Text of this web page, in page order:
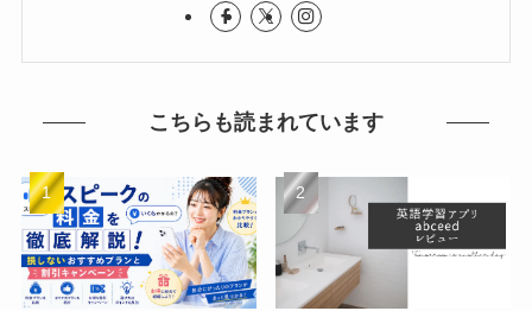
こちらも読まれています